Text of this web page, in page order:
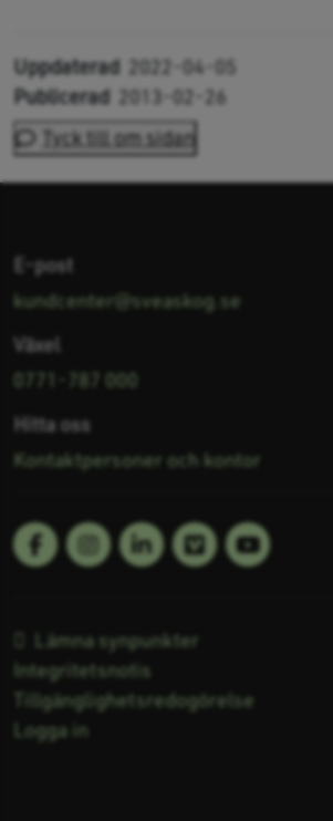
Uppdaterad 2022-04-05
Publicerad 2013-02-26
Tyck till om sidan
E-post
kundcenter@sveaskog.se
Växel
0771-787 000
Hitta oss
Kontaktpersoner och kontor
Följ oss på:
Facebook LinkedinVimeoYoutube
Lämna synpunkter
Integritetsnotis
Tillgänglighetsredogörelse
Logga in